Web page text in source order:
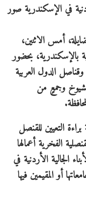
أمس الاثنين،
بالإسكندرية، بحضور
الدول العربية
وجمعٍ من
التعيين للقنصل
الفخرية أعمالها
الجالية الأردنية في
أو المقيمين فيها